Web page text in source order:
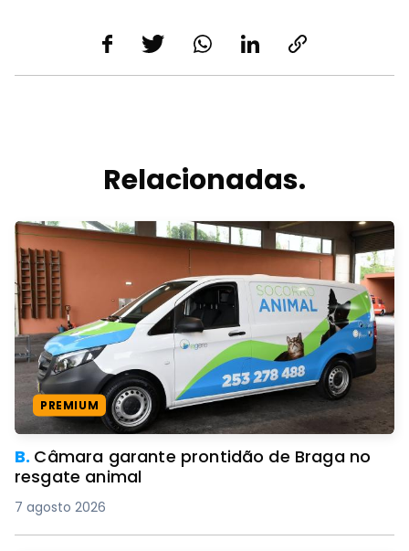
Relacionadas.
PREMIUM
B. Câmara garante prontidão de Braga no
resgate animal
7 agosto 2026